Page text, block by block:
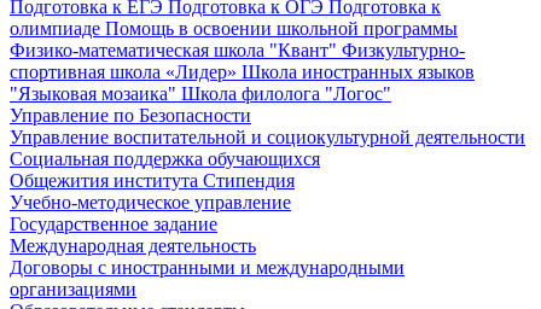
Подготовка к ЕГЭ Подготовка к ОГЭ Подготовка к
олимпиаде Помощь в освоении школьной программы
Физико-математическая школа "Квант" Физкультурно-
спортивная школа «Лидер» Школа иностранных языков
"Языковая мозаика" Школа филолога "Логос"
Управление по Безопасности
Управление воспитательной и социокультурной деятельности
Социальная поддержка обучающихся
Общежития института Стипендия
Учебно-методическое управление
Государственное задание
Международная деятельность
Договоры с иностранными и международными
организациями